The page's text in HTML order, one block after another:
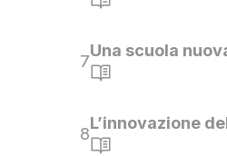
7
Una scuola
8
L’innovazione